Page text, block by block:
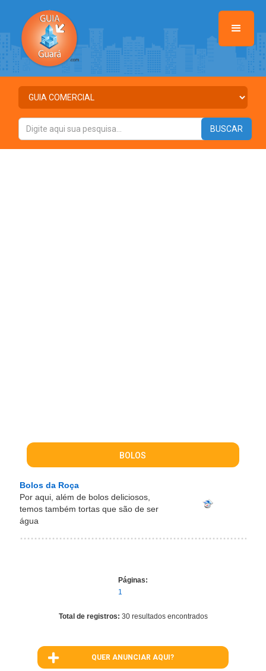
BOLOS
Bolos da Roça
Por aqui, além de bolos deliciosos,
temos também tortas que são de ser
água
Páginas:
1
Total de registros: 30 resultados encontrados
QUER ANUNCIAR AQUI?